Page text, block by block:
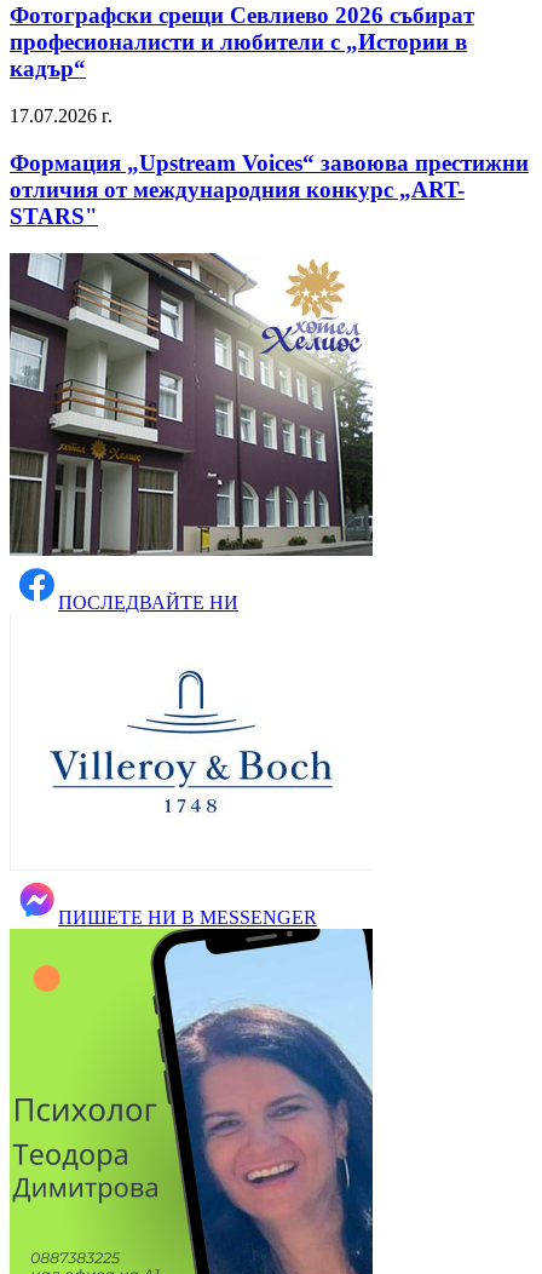
Фотографски срещи Севлиево 2026 събират
професионалисти и любители с „Истории в
кадър“
17.07.2026 г.
Формация „Upstream Voices“ завоюва престижни
отличия от международния конкурс „ART-
STARS"
ПОСЛЕДВАЙТЕ НИ
ПИШЕТЕ НИ В MESSENGER